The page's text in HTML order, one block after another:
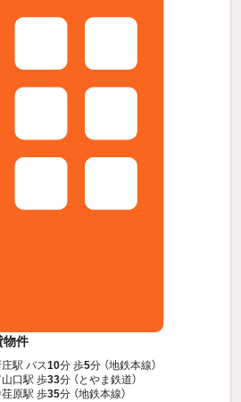
物件
駅 バス10分 歩5分 （地鉄本線）
口駅 歩33分 （とやま鉄道）
荏原駅 歩35分 （地鉄本線）